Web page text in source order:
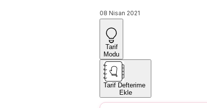
08 Nisan 2021
Tarif
Modu
Tarif Defterime
Ekle